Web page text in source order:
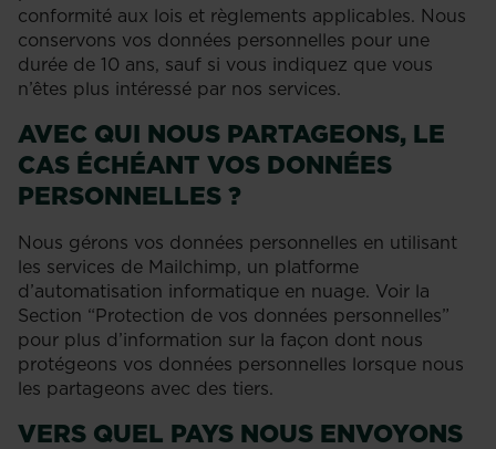
conformité aux lois et règlements applicables. Nous
conservons vos données personnelles pour une
durée de 10 ans, sauf si vous indiquez que vous
n’êtes plus intéressé par nos services.
AVEC QUI NOUS PARTAGEONS, LE
CAS ÉCHÉANT VOS DONNÉES
PERSONNELLES ?
Nous gérons vos données personnelles en utilisant
les services de Mailchimp, un platforme
d’automatisation informatique en nuage. Voir la
Section “Protection de vos données personnelles”
pour plus d’information sur la façon dont nous
protégeons vos données personnelles lorsque nous
les partageons avec des tiers.
VERS QUEL PAYS NOUS ENVOYONS